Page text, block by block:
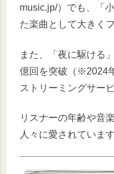
music.jp/）でも、「
た楽曲として大きく
また、「夜に駆ける
億回を突破（※2024
ストリーミングサー
リスナーの年齢や音
人々に愛されています